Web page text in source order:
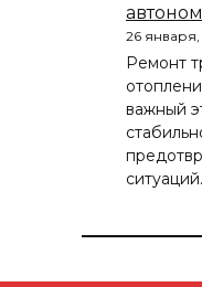
26 января,
Ремонт
важный